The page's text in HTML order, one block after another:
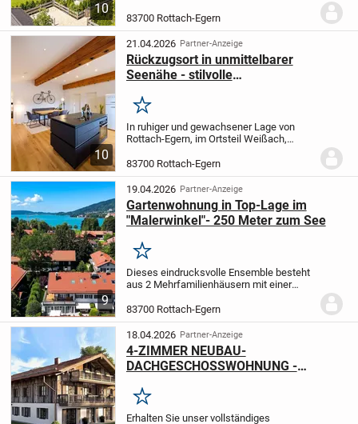
10
Gartenwohnung - ein Refugium für
Menschen mit Sinn für Ästhetik,...
83700 Rottach-Egern
10
21.04.2026 Partner-Anzeige
Rückzugsort in unmittelbarer
Seenähe - stilvolle
EgernMerken
In ruhiger und gewachsener Lage von
Rottach-Egern, im Ortsteil Weißach,
Dachgeschosswohnung in einer
gepflegten Wohnanlage.Über eine
hochwertige Eichentreppe...
83700 Rottach-Egern
9
19.04.2026 Partner-Anzeige
Gartenwohnung in Top-Lage im
"Malerwinkel"- 250 Meter zum See
Merken
Dieses eindrucksvolle Ensemble besteht
aus 2 Mehrfamilienhäusern mit einer
2008 auf einem ca. 2.007 m² großen
Grundstück in Südwestlage zu einer
hochwertigen,...
83700 Rottach-Egern
18.04.2026 Partner-Anzeige
4-ZIMMER NEUBAU-
DACHGESCHOSSWOHNUNG -
(Ost/West) in ROTTACH-EGERN
Merken
Erhalten Sie unser vollständiges